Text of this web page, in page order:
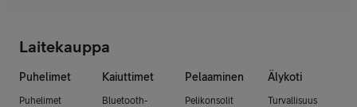
Laitekauppa
Puhelimet
Puhelimet
Kaiuttimet
Bluetooth-
Pelaaminen
Pelikonsolit
Älykoti
Turvallisuus